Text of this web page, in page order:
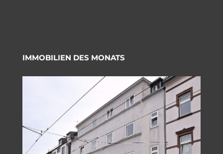
IMMOBILIEN DES MONATS